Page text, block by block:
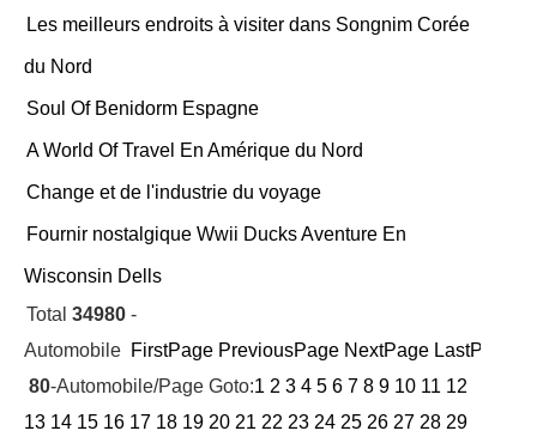
Les meilleurs endroits à visiter dans Songnim Corée
du Nord
Soul Of Benidorm Espagne
A World Of Travel En Amérique du Nord
Change et de l'industrie du voyage
Fournir nostalgique Wwii Ducks Aventure En
Wisconsin Dells
Total 34980 -
Automobile FirstPage PreviousPage NextPage LastPage
80-Automobile/Page Goto:1 2 3 4 5 6 7 8 9 10 11 12
13 14 15 16 17 18 19 20 21 22 23 24 25 26 27 28 29